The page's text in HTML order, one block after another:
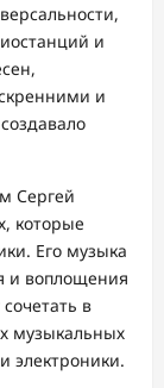
и
и
Сергей
которые
Его музыка
и воплощения
в
музыкальных
электроники.